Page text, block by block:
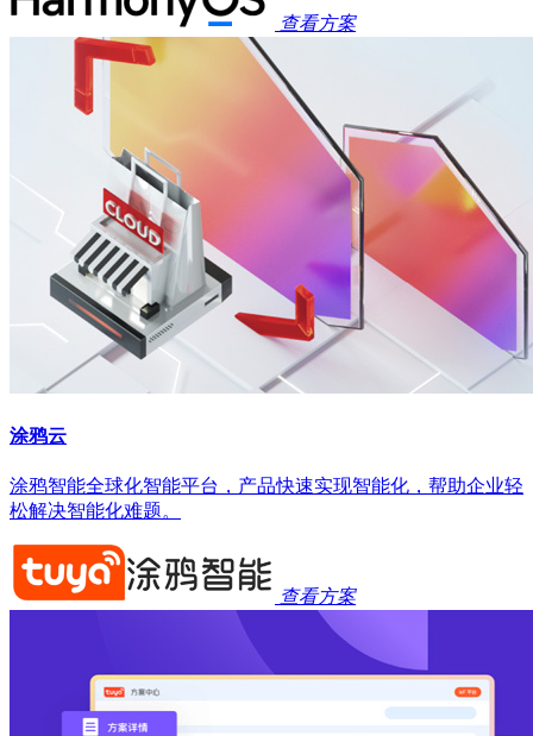
查看方案
涂鸦云
涂鸦智能全球化智能平台，产品快速实现智能化，帮助企业轻
松解决智能化难题。
查看方案